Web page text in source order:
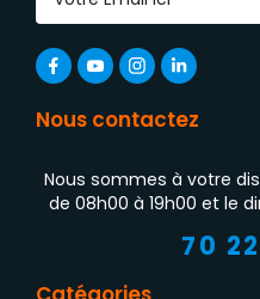
Nous contactez
Nous sommes à votre
de 08h00 à 19h00 et le
70